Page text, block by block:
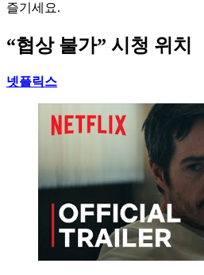
즐기세요.
“협상 불가” 시청 위치
넷플릭스